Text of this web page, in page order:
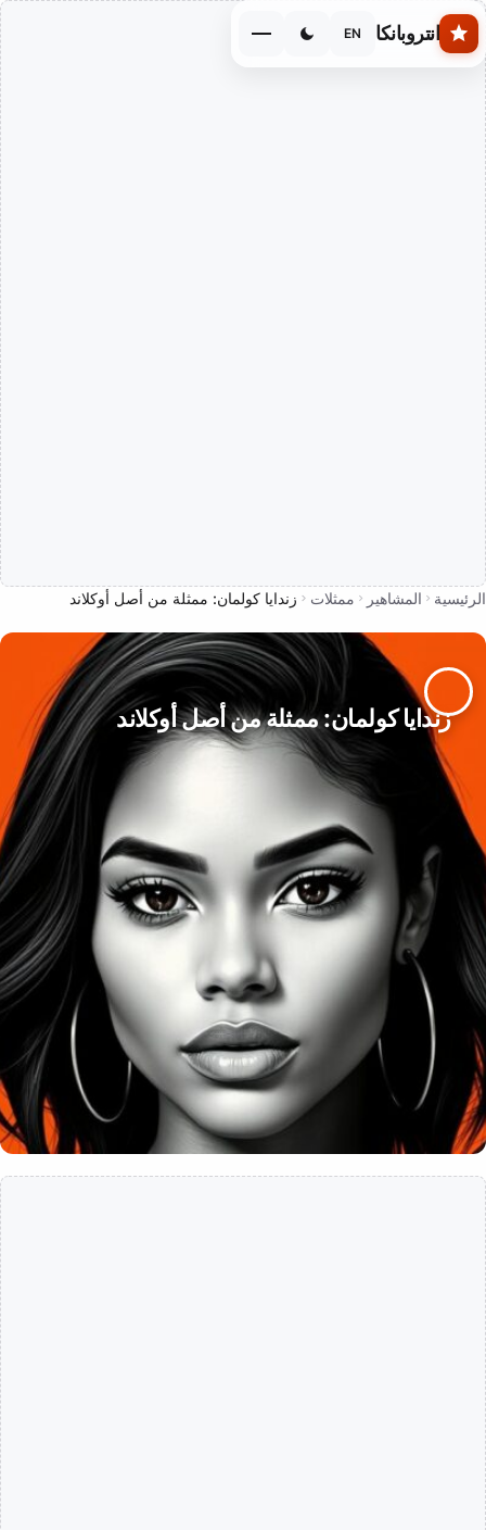
Skip to main content
انتروبانكا EN
الرئيسية المشاهير ممثلات زندايا كولمان: ممثلة من أصل أوكلاند
زندايا كولمان: ممثلة من أصل أوكلاند